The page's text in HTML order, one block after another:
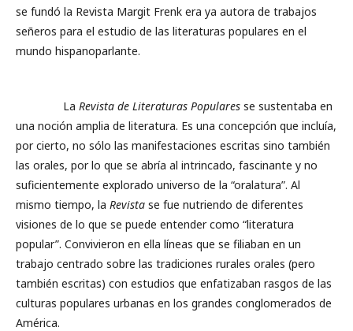
se fundó la Revista Margit Frenk era ya autora de trabajos
señeros para el estudio de las literaturas populares en el
mundo hispanoparlante.
La Revista de Literaturas Populares se sustentaba en
una noción amplia de literatura. Es una concepción que incluía,
por cierto, no sólo las manifestaciones escritas sino también
las orales, por lo que se abría al intrincado, fascinante y no
suficientemente explorado universo de la “oralatura”. Al
mismo tiempo, la Revista se fue nutriendo de diferentes
visiones de lo que se puede entender como “literatura
popular”. Convivieron en ella líneas que se filiaban en un
trabajo centrado sobre las tradiciones rurales orales (pero
también escritas) con estudios que enfatizaban rasgos de las
culturas populares urbanas en los grandes conglomerados de
América.